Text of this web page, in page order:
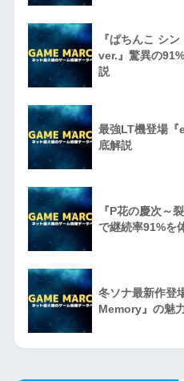
『ぱちんこ シ
ver.』驚異の
説
最強LT機登場『
底解説
『P花の慶次～
で継続率91%を
冬ソナ最新作登
Memory』の魅